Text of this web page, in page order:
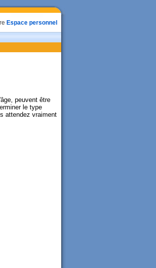
Espace personnel
peuvent être
le type
attendez vraiment